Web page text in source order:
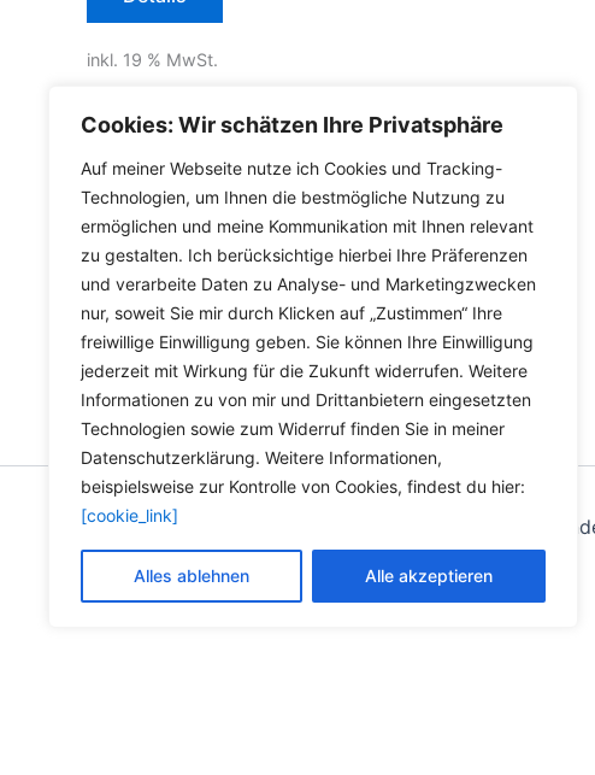
Cookies: Wir schätzen Ihre Privatsphäre
Auf meiner Webseite nutze ich Cookies und Tracking-
Technologien, um Ihnen die bestmögliche Nutzung zu
ermöglichen und meine Kommunikation mit Ihnen relevant
zu gestalten. Ich berücksichtige hierbei Ihre Präferenzen
und verarbeite Daten zu Analyse- und Marketingzwecken
nur, soweit Sie mir durch Klicken auf „Zustimmen“ Ihre
freiwillige Einwilligung geben. Sie können Ihre Einwilligung
jederzeit mit Wirkung für die Zukunft widerrufen. Weitere
Informationen zu von mir und Drittanbietern eingesetzten
Technologien sowie zum Widerruf finden Sie in meiner
Datenschutzerklärung. Weitere Informationen,
beispielsweise zur Kontrolle von Cookies, findest du hier:
[cookie_link]
Alles ablehnen Alle akzeptieren
inkl. 19 % MwSt.
inkl. Versandkosten für Deutschland
Lieferzeit Deutschland:2-3 Werktage
Copyright © 2026